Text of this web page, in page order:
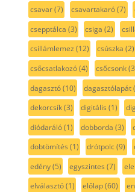
csavar(7) csavartakaró(7)
csepptálca (3) csiga (2)
csillámlemez (12) csúszka (2)
csőcsatlakozó(4) csőcsonk
dagasztó(10) dagasztólapát
dekorcsík(3) digitális (1)
diódaráló(1) dobborda (3)
dobtömítés (1) drótpolc(9)
edény(5) egyszintes (7)
elválasztó(1) előlap(60)